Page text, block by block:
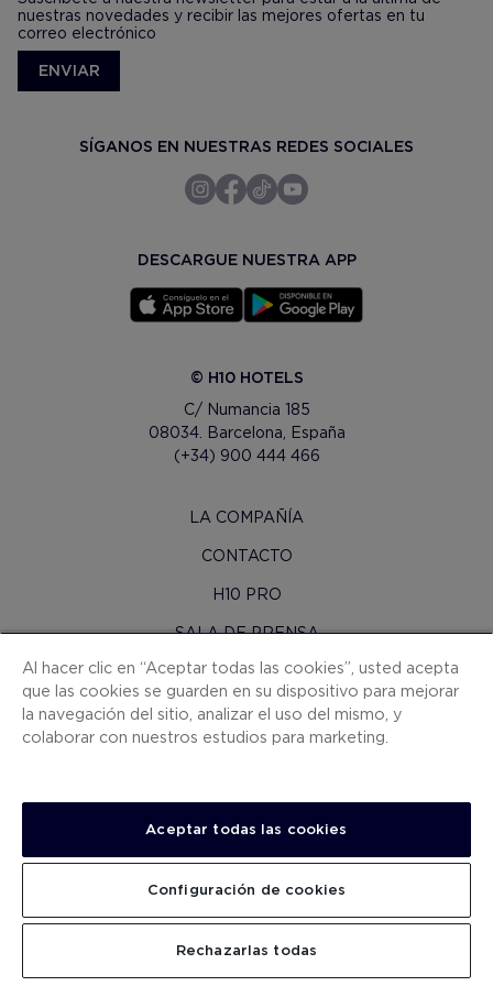
BUSCAR
nuestras novedades y recibir las mejores ofertas en tu
correo electrónico
ENVIAR
SÍGANOS EN NUESTRAS REDES SOCIALES
DESCARGUE NUESTRA APP
© H10 HOTELS
C/ Numancia 185
08034. Barcelona, España
(+34) 900 444 466
LA COMPAÑÍA
CONTACTO
H10 PRO
SALA DE PRENSA
MAPA WEB
CONDICIONES CONTRATACIÓN
COOKIES
NOTA LEGAL
CANAL DE DENUNCIAS
TRABAJA CON NOSOTROS
....
Al hacer clic en “Aceptar todas las cookies”, usted acepta
que las cookies se guarden en su dispositivo para mejorar
la navegación del sitio, analizar el uso del mismo, y
colaborar con nuestros estudios para marketing.
Aceptar todas las cookies
Rechazarlas todas
Configuración de cookies